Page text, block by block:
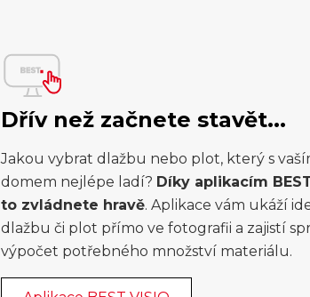
Dřív než začnete stavět...
Jakou vybrat dlažbu nebo plot, který s
domem nejlépe ladí? Díky aplikacím
to zvládnete hravě. Aplikace vám ukáží
dlažbu či plot přímo ve fotografii a zajistí
výpočet potřebného množství materiálu.